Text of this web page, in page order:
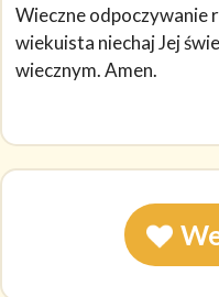
Wieczne odpoczywanie
wiekuista niechaj Jej
wiecznym. Amen.